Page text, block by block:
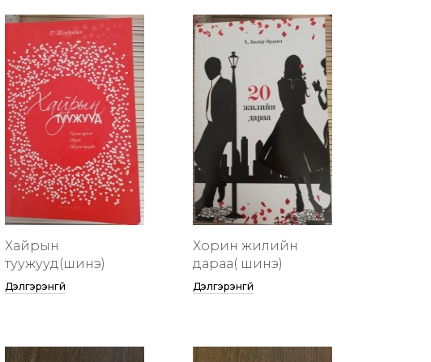
Хайрын
туужууд(шинэ)
Дэлгэрэнгүй
Хорин жилийн
дараа( шинэ)
Дэлгэрэнгүй